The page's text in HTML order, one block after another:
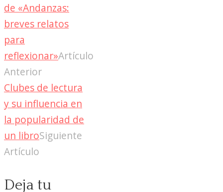
de «Andanzas:
breves relatos
para
reflexionar»Artículo
Anterior
Clubes de lectura
y su influencia en
la popularidad de
un libroSiguiente
Artículo
Deja tu